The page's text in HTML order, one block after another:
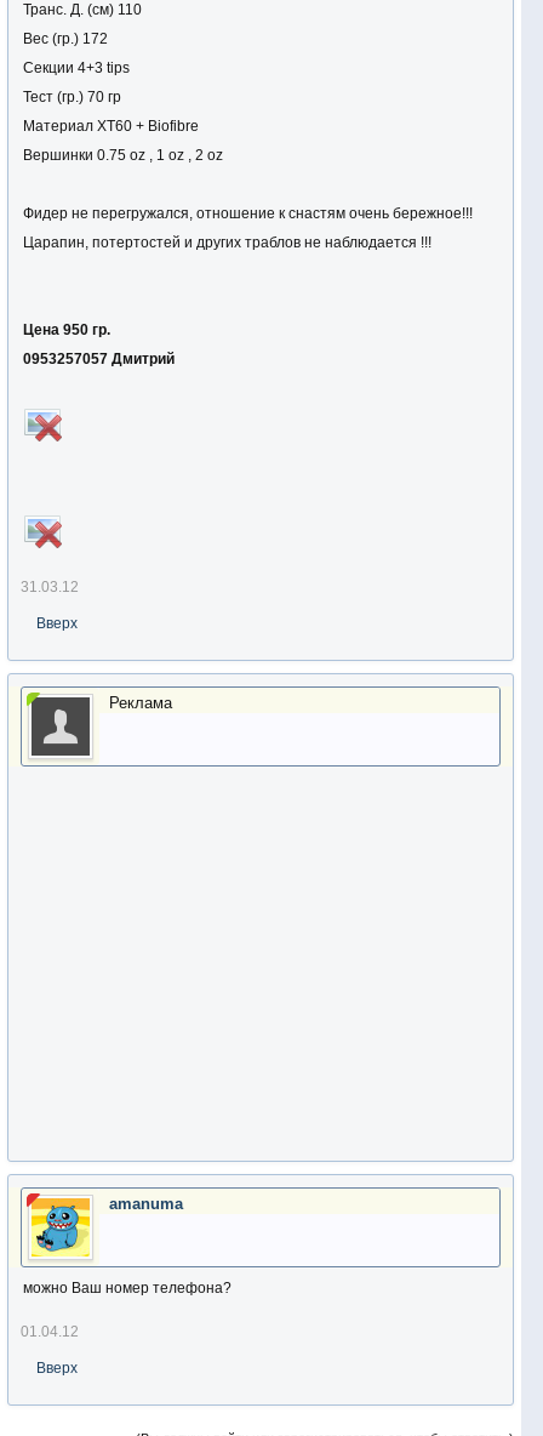
Транс. Д. (см) 110
Вес (гр.) 172
Секции 4+3 tips
Тест (гр.) 70 гр
Материал XT60 + Biofibre
Вершинки 0.75 oz , 1 oz , 2 oz
Фидер не перегружался, отношение к снастям очень бережное!!!
Царапин, потертостей и других траблов не наблюдается !!!
Цена 950 гр.
0953257057 Дмитрий
31.03.12
Вверх
Реклама
amanuma
можно Ваш номер телефона?
01.04.12
Вверх